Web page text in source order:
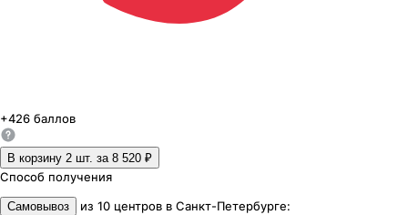
+426 баллов
В корзину 2 шт. за 8 520 ₽
Способ получения
Самовывоз из 10 центров в Санкт-Петербурге: